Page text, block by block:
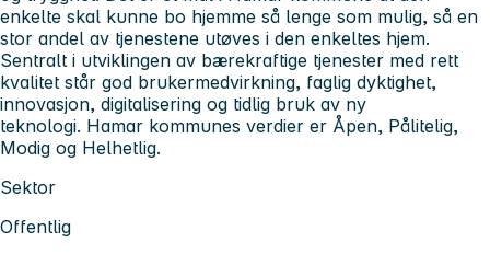
enkelte skal kunne bo hjemme så lenge som mulig, så en
stor andel av tjenestene utøves i den enkeltes hjem.
Sentralt i utviklingen av bærekraftige tjenester med rett
kvalitet står god brukermedvirkning, faglig dyktighet,
innovasjon, digitalisering og tidlig bruk av ny
teknologi. Hamar kommunes verdier er Åpen, Pålitelig,
Modig og Helhetlig.
Sektor
Offentlig